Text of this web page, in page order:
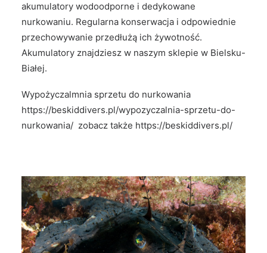
akumulatory wodoodporne i dedykowane
nurkowaniu. Regularna konserwacja i odpowiednie
przechowywanie przedłużą ich żywotność.
Akumulatory znajdziesz w naszym sklepie w Bielsku-
Białej.
Wypożyczalmnia sprzetu do nurkowania
https://beskiddivers.pl/wypozyczalnia-sprzetu-do-
nurkowania/ zobacz także https://beskiddivers.pl/